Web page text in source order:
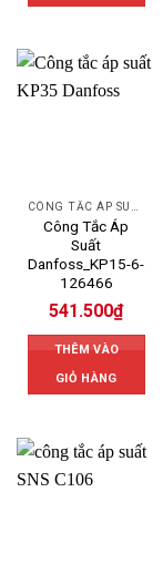
CÔNG TẮC ÁP SUẤT
Công Tắc Áp
Suất
Danfoss_KP15-6-
126466
541.500₫
THÊM VÀO
GIỎ HÀNG